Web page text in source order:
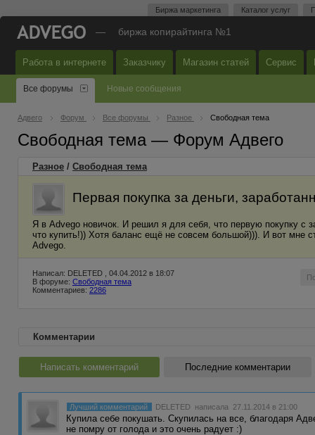
Биржа маркетинга Каталог услуг
— биржа копирайтинга №1
Работа в интернете Заказчику Магазин статей Сервис
Все форумы Новые сообщения
Адвего Форум Все форумы Разное Свободная тема
Свободная тема — Форум Адвего
Разное / Свободная тема
Первая покупка за деньги,
Я в Advego новичок. И решил я для себя, что первую покупку с
что купить!)) Хотя баланс ещё не совсем большой))). И вот мне
Advego.
Написал: DELETED , 04.04.2012 в 18:07
В форуме: Свободная тема
Комментариев: 2286
Комментарии
Написать комментарий Последние комментарии
Лучший комментарий DELETED написала 27.11.2014 в 21:00
Купила себе покушать. Скупилась на все, благодаря
не помру от голода и это очень радует :)